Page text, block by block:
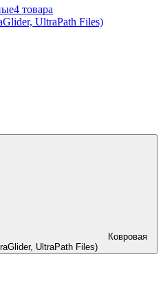
4 товара
UltraPath Files)
Ковровая
UltraPath Files)